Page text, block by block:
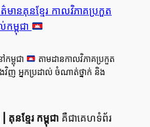
ានគុនខ្មែរ កាលវិភាគប្រកួត
កម្ពុជា
ម្ពុជា
តាមដានកាលវិភាគប្រកួត
វិញ អ្នកប្រដាល់ ចំណាត់ថ្នាក់ និង
ខ្មែរ កម្ពុជាគឺជាគេហទំព័រ